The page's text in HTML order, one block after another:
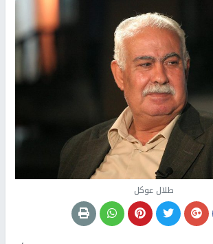
طلال عوكل